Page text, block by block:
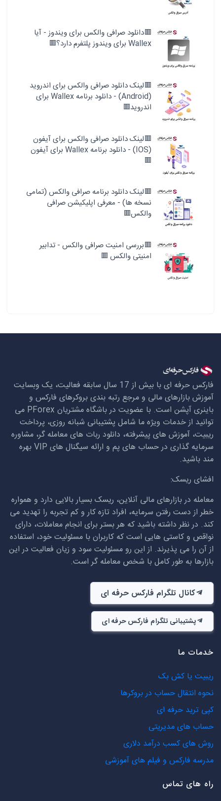
🟥دانلود صرافی والکس برای ویندوز - آیا
Wallex برای ویندوز پلتفرم دارد؟🟥
🟥لینک دانلود صرافی والکس برای اندروید
(Android) - دانلود برنامه Wallex برای
اندروید🟥
🟥لینک دانلود صرافی والکس برای آیفون
(IOS) - دانلود برنامه Wallex برای آیفون
🟥
🟥لینک دانلود برنامه صرافی والکس (تمامی
نسخه ها) - معرفی اپلیکیشن صرافی
والکس🟥
🟥بررسی امنیت صرافی والکس - تدابیر
امنیتی والکس 🟥
فارکس حرفه ای با بیش از 17 سال سابقه فعالیت، یک وبسایت
آموزش بازارهای مالی و مرجع رتبه بندی بروکرهای فارکس و
باینری آپشن است. با عضویت در باشگاه مشتریان PForex می
توانید از خدمات ویژه ما شامل پشتیبانی شبانه روزی، پرداخت
ریبیت، آموزش های پیشرفته، دانلود ربات های معامله گر، مشاوره
سرمایه گذاری در حساب های پم و ارائه سیگنال های VIPبهره
مند باشید.
افشای ریسک:
معامله در بازارهای مالی آنلاین، ریسک بسیار بالایی دارد و همواره
خطر از دست رفتن سرمایه، افراد تازه کار و کم تجربه را تهدید می
کند. در نظر داشته باشید که هر بستر برای انجام معاملات، دارای
نواقص و کاستی هایی است که کاربران با مسئولیت خود، استفاده
از آن را می پذیرند. از این رو مسئولیت سود و زیان فعالیت در این
بازارها به طور کامل با شخص معامله گر است.
کانال تلگرام فارکس حرفه ای
پشتیبانی تلگرام فارکس حرفه ای
خدمات ما
ریبیت یا کش بک
نحوه انتقال حساب در بروکرها
کپی ترید حرفه ای
حساب های مدیریتی
روش های کسب درآمد دلاری
مدرسه فارکس و فیلم های آموزشی
راه های تماس